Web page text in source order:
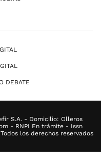
DEBATE
S.A. - Domicilio: Olleros
- RNPI En trámite - Issn
los derechos reservados